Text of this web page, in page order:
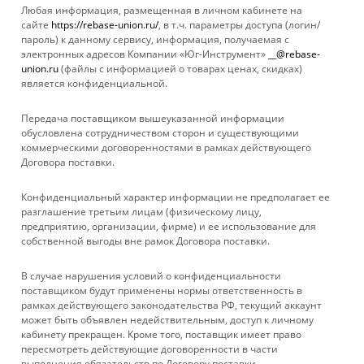
Показать еще
1 2
КАТАЛОГ
УСЛУГИ
БРЕНДЫ
КОМПАНИЯ
ИНФОРМАЦИЯ
Любая информация, размещенная в личном кабинете на
сайте https://rebase-union.ru/, в т.ч. параметры доступа (логин/
пароль) к данному сервису, информация, получаемая с
электронных адресов Компании «Юг-Инструмент»
__@rebase-
union.ru(файлы с информацией о товарах ценах, скидках)
является конфиденциальной.
Передача поставщиком вышеуказанной информации
обусловлена сотрудничеством сторон и существующими
коммерческими договоренностями в рамках действующего
Договора поставки.
Конфиденциальный характер информации не предполагает ее
разглашение третьим лицам (физическому лицу,
предприятию, организации, фирме) и ее использование для
собственной выгоды вне рамок Договора поставки.
В случае нарушения условий о конфиденциальности
поставщиком будут применены нормы ответственность в
рамках действующего законодательства РФ, текущий аккаунт
может быть объявлен недействительным, доступ к личному
кабинету прекращен. Кроме того, поставщик имеет право
пересмотреть действующие договоренности в части